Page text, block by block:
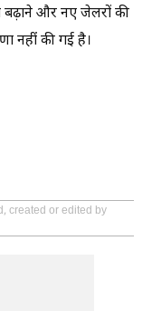
बढ़ाने और नए जेलरों की
नहीं की गई है।
created or edited by